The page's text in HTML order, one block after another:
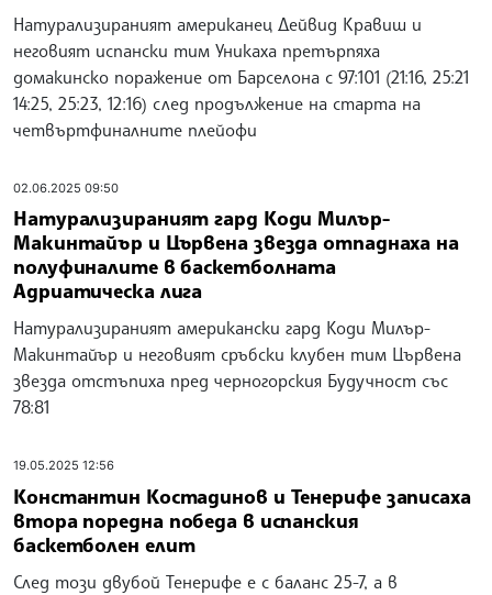
Натурализираният американец Дейвид Кравиш и
неговият испански тим Уникаха претърпяха
домакинско поражение от Барселона с 97:101 (21:16, 25:21
14:25, 25:23, 12:16) след продължение на старта на
четвъртфиналните плейофи
02.06.2025 09:50
Натурализираният гард Коди Милър-
Макинтайър и Цървена звезда отпаднаха на
полуфиналите в баскетболната
Адриатическа лига
Натурализираният американски гард Коди Милър-
Макинтайър и неговият сръбски клубен тим Цървена
звезда отстъпиха пред черногорския Будучност със
78:81
19.05.2025 12:56
Константин Костадинов и Тенерифе записаха
втора поредна победа в испанския
баскетболен елит
След този двубой Тенерифе е с баланс 25-7, а в